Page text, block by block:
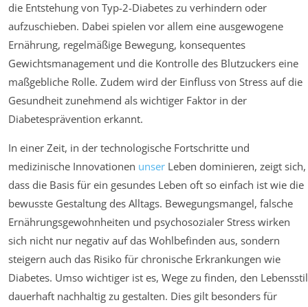
die Entstehung von Typ-2-Diabetes zu verhindern oder
aufzuschieben. Dabei spielen vor allem eine ausgewogene
Ernährung, regelmäßige Bewegung, konsequentes
Gewichtsmanagement und die Kontrolle des Blutzuckers eine
maßgebliche Rolle. Zudem wird der Einfluss von Stress auf die
Gesundheit zunehmend als wichtiger Faktor in der
Diabetesprävention erkannt.
In einer Zeit, in der technologische Fortschritte und
medizinische Innovationen unser Leben dominieren, zeigt sich,
dass die Basis für ein gesundes Leben oft so einfach ist wie die
bewusste Gestaltung des Alltags. Bewegungsmangel, falsche
Ernährungsgewohnheiten und psychosozialer Stress wirken
sich nicht nur negativ auf das Wohlbefinden aus, sondern
steigern auch das Risiko für chronische Erkrankungen wie
Diabetes. Umso wichtiger ist es, Wege zu finden, den Lebensstil
dauerhaft nachhaltig zu gestalten. Dies gilt besonders für